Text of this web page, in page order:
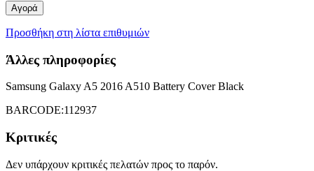
Αγορά
Προσθήκη στη λίστα επιθυμιών
Άλλες πληροφορίες
Samsung Galaxy A5 2016 A510 Battery Cover Black
BARCODE:112937
Κριτικές
Δεν υπάρχουν κριτικές πελατών προς το παρόν.